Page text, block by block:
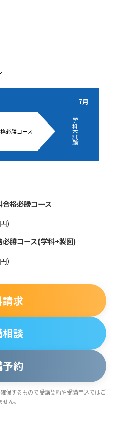
7月
必勝コース
学
科
本
試
験
格必勝コース
）
勝コース(学科+製図)
）
求
談
約
保するもので受講契約や受講申込ではご
ん。